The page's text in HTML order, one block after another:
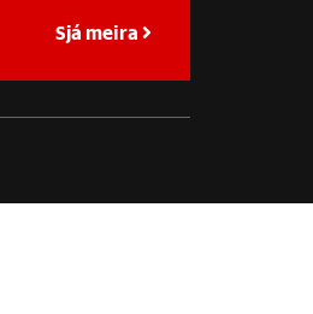
Sjá meira